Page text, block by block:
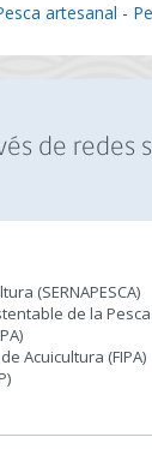
artesanal -
de redes
(SERNAPESCA)
de la Pesca
Acuicultura (FIPA)